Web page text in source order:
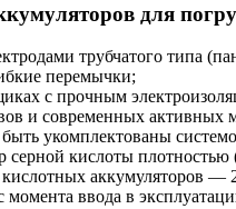
для
трубчатого типа
перемычки;
с прочным
и современных активных
укомплектованы
кислоты плотностью
аккумуляторов —
ввода в